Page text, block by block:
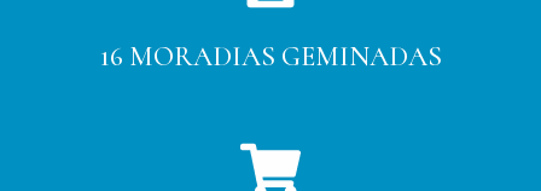
16 MORADIAS GEMINADAS